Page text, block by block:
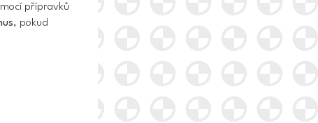
přípravků
, pokud